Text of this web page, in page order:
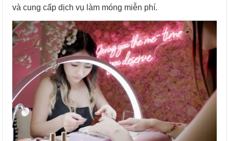
và cung cấp dịch vụ làm móng miễn phí.